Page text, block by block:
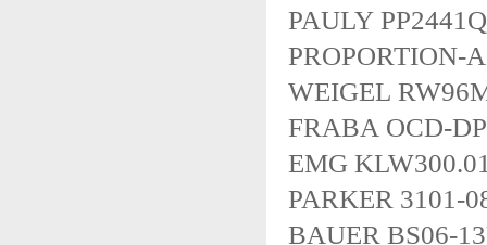
PAULY
PROPORTION-
WEIGEL
FRABA OCD-
EMG
PARKER 3101-
BAUER BS06-